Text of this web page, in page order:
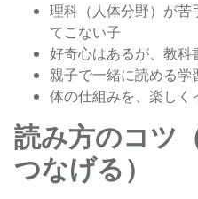
理科（人体分野）が苦
てこない子
好奇心はあるが、教科
親子で一緒に読める学
体の仕組みを、楽しく
読み方のコツ
つなげる）